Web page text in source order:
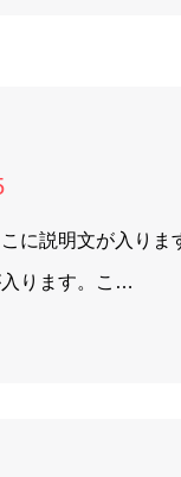
に説明文が入りま
ります。こ…